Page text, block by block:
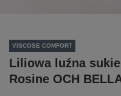
VISCOSE COMFORT
Liliowa luźna
Rosine OCH